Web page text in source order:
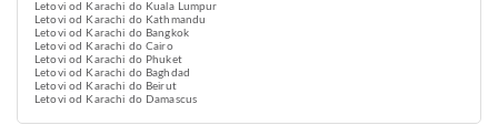
Letovi od Karachi do Kuala Lumpur
Letovi od Karachi do Kathmandu
Letovi od Karachi do Bangkok
Letovi od Karachi do Cairo
Letovi od Karachi do Phuket
Letovi od Karachi do Baghdad
Letovi od Karachi do Beirut
Letovi od Karachi do Damascus